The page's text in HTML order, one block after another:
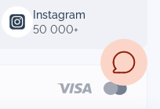
Instagram
50 000+